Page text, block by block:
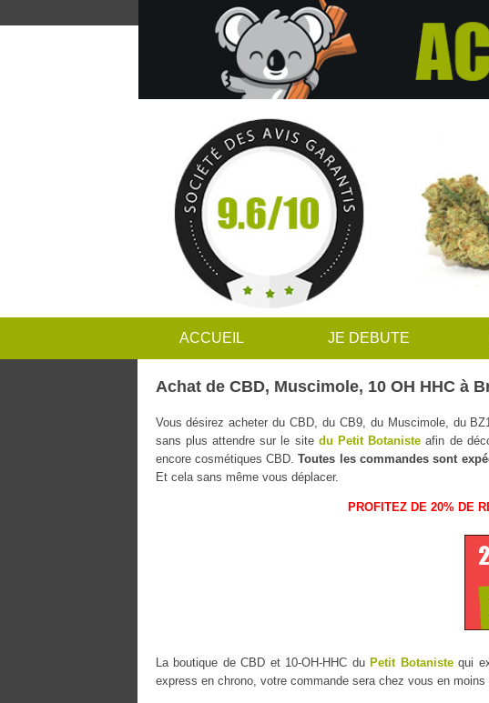
ACCUEIL JE DEBUTE
Achat de CBD, Muscimole, 10 OH HHC à
Vous désirez acheter du CBD, du CB9, du Muscimole, du
sans plus attendre sur le site du Petit Botaniste afin de
encore cosmétiques CBD.Toutes les commandes sont
Et cela sans même vous déplacer.
PROFITEZ DE 20% DE
La boutique de CBD et 10-OH-HHC du Petit Botanistequi
express en chrono, votre commande sera chez vous en moins